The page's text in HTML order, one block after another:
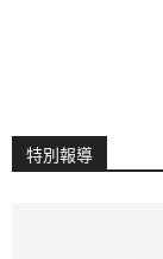
特別報導